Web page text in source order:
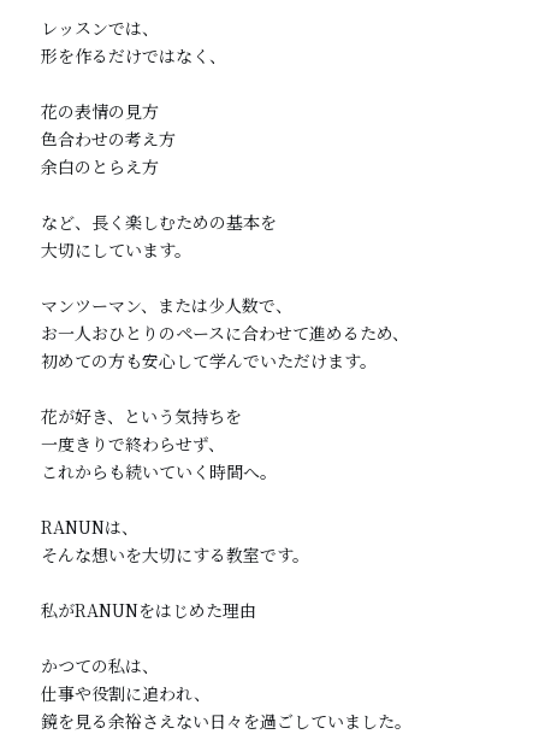
レッスンでは、
形を作るだけではなく、
花の表情の見方
色合わせの考え方
余白のとらえ方
など、長く楽しむための基本を
大切にしています。
マンツーマン、または少人数で、
お一人おひとりのペースに合わせて進めるため、
初めての方も安心して学んでいただけます。
花が好き、という気持ちを
一度きりで終わらせず、
これからも続いていく時間へ。
RANUNは、
そんな想いを大切にする教室です。
私がRANUNをはじめた理由
かつての私は、
仕事や役割に追われ、
鏡を見る余裕さえない日々を過ごしていました。